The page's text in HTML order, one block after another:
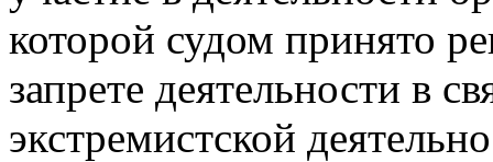
которой судом принято
запрете деятельности в
экстремистской